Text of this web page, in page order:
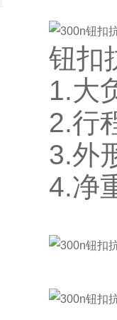
钮扣
1.大
2.行
3.外
4.净